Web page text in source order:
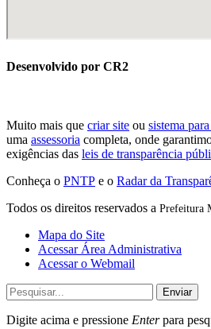
Desenvolvido por CR2
Muito mais que criar site ou sistema
uma assessoria completa, onde
exigências das leis de transparência
Conheça o PNTP e o Radar da
Todos os direitos reservados a Prefeitura
Mapa do Site
Acessar Área Administrativa
Acessar o Webmail
Enviar
Digite acima e pressione Enterpara